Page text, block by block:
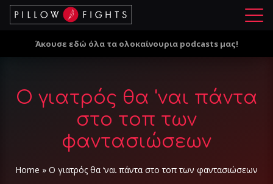
Μ
ο
Άκουσε εδώ όλα τα ολοκαίνουρια podcasts μας!
Ο γιατρός θα 'ναι πάντα
στο τοπ των
φαντασιώσεων
Home » Ο γιατρός θα ‘ναι πάντα στο τοπ των φαντασιώσεων